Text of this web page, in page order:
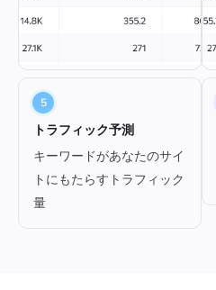
トラフィック予測
キーワードがあなたのサイ
トにもたらすトラフィック
量